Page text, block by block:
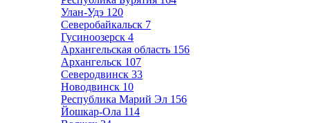
Улан-Удэ 120
Северобайкальск 7
Гусиноозерск 4
Архангельская область 156
Архангельск 107
Северодвинск 33
Новодвинск 10
Республика Марий Эл 156
Йошкар-Ола 114